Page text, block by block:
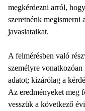
megkérdezni arról,
szeretnénk megismerni
javaslataikat.
A felmérésben való
személyre
adatot; kizárólag a
Az eredményeket meg
vesszük a következő